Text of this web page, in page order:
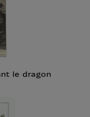
le dragon